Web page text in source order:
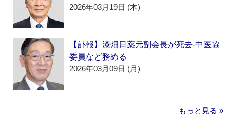
2026年03月19日 (木)
【訃報】漆畑日薬元副会長が死去‐中医協
委員など務める
2026年03月09日 (月)
もっと見る »